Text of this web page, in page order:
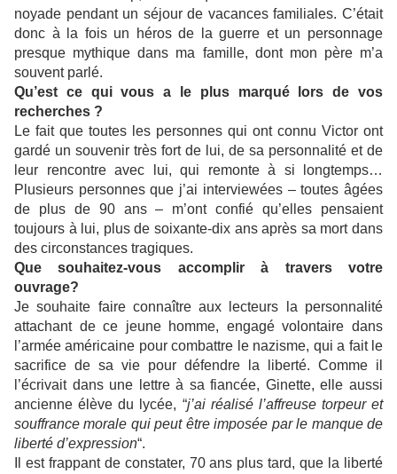
noyade pendant un séjour de vacances familiales. C’était
donc à la fois un héros de la guerre et un personnage
presque mythique dans ma famille, dont mon père m’a
souvent parlé.
Qu’est ce qui vous a le plus marqué lors de vos
recherches ?
Le fait que toutes les personnes qui ont connu Victor ont
gardé un souvenir très fort de lui, de sa personnalité et de
leur rencontre avec lui, qui remonte à si longtemps…
Plusieurs personnes que j’ai interviewées – toutes âgées
de plus de 90 ans – m’ont confié qu’elles pensaient
toujours à lui, plus de soixante-dix ans après sa mort dans
des circonstances tragiques.
Que souhaitez-vous accomplir à travers votre
ouvrage?
Je souhaite faire connaître aux lecteurs la personnalité
attachant de ce jeune homme, engagé volontaire dans
l’armée américaine pour combattre le nazisme, qui a fait le
sacrifice de sa vie pour défendre la liberté. Comme il
l’écrivait dans une lettre à sa fiancée, Ginette, elle aussi
ancienne élève du lycée, “j’ai réalisé l’affreuse torpeur et
souffrance morale qui peut être imposée par le manque de
liberté d’expression“.
Il est frappant de constater, 70 ans plus tard, que la liberté